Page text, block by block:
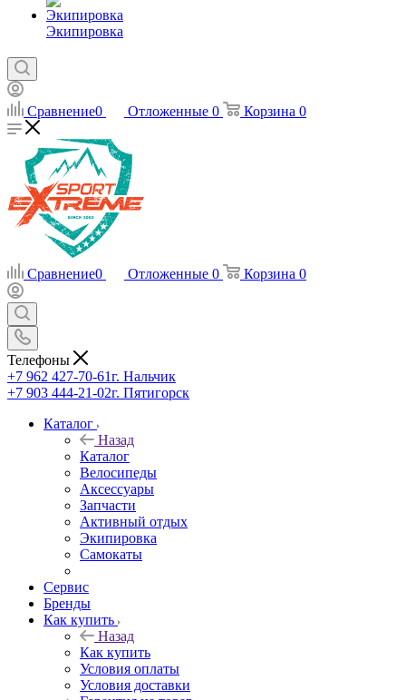
Экипировка
Сравнение0 Отложенные 0 Корзина 0
Сравнение0 Отложенные 0 Корзина 0
Телефоны
+7 962 427-70-61г. Нальчик
+7 903 444-21-02г. Пятигорск
Каталог
Назад
Каталог
Велосипеды
Аксессуары
Запчасти
Активный отдых
Экипировка
Самокаты
Сервис
Бренды
Как купить
Назад
Как купить
Условия оплаты
Условия доставки